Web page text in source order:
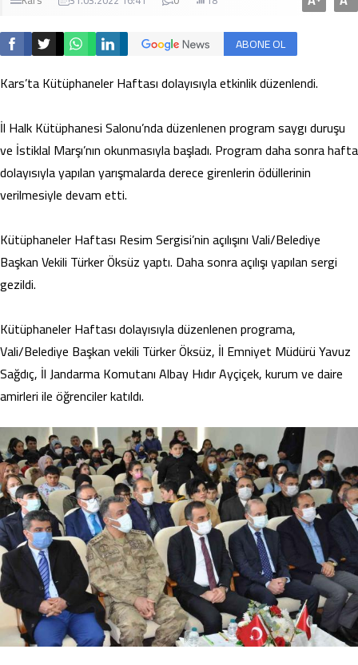
ABONE OL
Kars’ta Kütüphaneler Haftası dolayısıyla etkinlik düzenlendi.
İl Halk Kütüphanesi Salonu’nda düzenlenen program saygı duruşu
ve İstiklal Marşı’nın okunmasıyla başladı. Program daha sonra hafta
dolayısıyla yapılan yarışmalarda derece girenlerin ödüllerinin
verilmesiyle devam etti.
Kütüphaneler Haftası Resim Sergisi’nin açılışını Vali/Belediye
Başkan Vekili Türker Öksüz yaptı. Daha sonra açılışı yapılan sergi
gezildi.
Kütüphaneler Haftası dolayısıyla düzenlenen programa,
Vali/Belediye Başkan vekili Türker Öksüz, İl Emniyet Müdürü Yavuz
Sağdıç, İl Jandarma Komutanı Albay Hıdır Ayçiçek, kurum ve daire
amirleri ile öğrenciler katıldı.